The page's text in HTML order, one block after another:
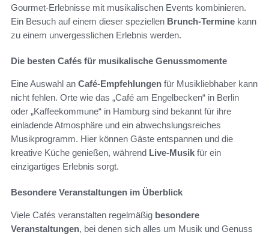
Gourmet-Erlebnisse mit musikalischen Events kombinieren.
Ein Besuch auf einem dieser speziellen Brunch-Termine kann
zu einem unvergesslichen Erlebnis werden.
Die besten Cafés für musikalische Genussmomente
Eine Auswahl an Café-Empfehlungen für Musikliebhaber kann
nicht fehlen. Orte wie das „Café am Engelbecken“ in Berlin
oder „Kaffeekommune“ in Hamburg sind bekannt für ihre
einladende Atmosphäre und ein abwechslungsreiches
Musikprogramm. Hier können Gäste entspannen und die
kreative Küche genießen, während Live-Musik für ein
einzigartiges Erlebnis sorgt.
Besondere Veranstaltungen im Überblick
Viele Cafés veranstalten regelmäßig besondere
Veranstaltungen, bei denen sich alles um Musik und Genuss